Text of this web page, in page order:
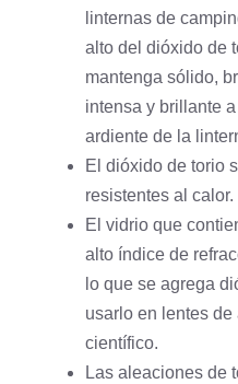
linternas de
alto del dióxido de
mantenga sólido,
intensa y brillante
ardiente de la
El dióxido de torio
resistentes al calor.
El vidrio que
alto índice de
lo que se agrega
usarlo en lentes
científico.
Las aleaciones de